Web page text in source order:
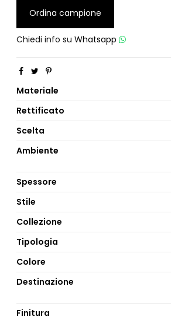
Ordina campione
Chiedi info su Whatsapp
Materiale
Rettificato
Scelta
Ambiente
Spessore
Stile
Collezione
Tipologia
Colore
Destinazione
Finitura